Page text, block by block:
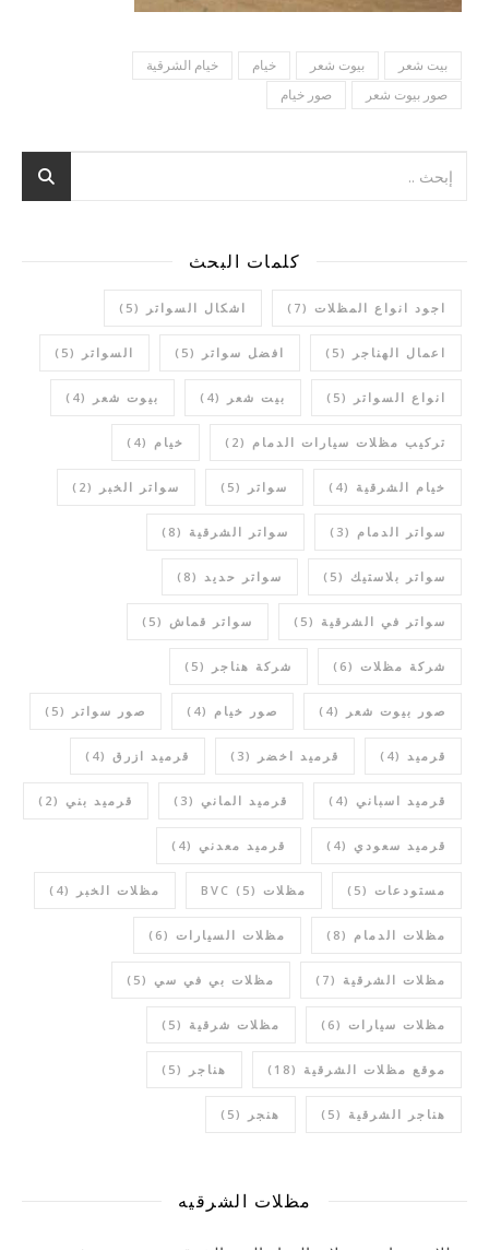
بيت شعر بيوت شعر خيام
خيام الشرقية
صور بيوت شعر
صور خيام
كلمات البحث
اجود انواع المظلات (7) اشكال السواتر (5)
اعمال الهناجر (5) افضل سواتر (5) السواتر (5)
انواع السواتر (5) بيت شعر (4) بيوت شعر (4)
تركيب مظلات سيارات الدمام (2) خيام (4)
خيام الشرقية (4) سواتر (5) سواتر الخبر (2)
سواتر الدمام (3) سواتر الشرقية (8)
سواتر بلاستيك (5) سواتر حديد (8)
سواتر في الشرقية (5) سواتر قماش (5)
شركة مظلات (6) شركة هناجر (5)
صور بيوت شعر (4) صور خيام (4) صور سواتر (5)
قرميد (4) قرميد اخضر (3) قرميد ازرق (4)
قرميد اسباني (4) قرميد الماني (3) قرميد بني (2)
قرميد سعودي (4) قرميد معدني (4)
مستودعات (5) مظلات BVC (5) مظلات الخبر (4)
مظلات الدمام (8) مظلات السيارات (6)
مظلات الشرقية (7) مظلات بي في سي (5)
مظلات سيارات (6) مظلات شرقية (5)
موقع مظلات الشرقية (18) هناجر (5)
هناجر الشرقية (5) هنجر (5)
مظلات الشرقيه